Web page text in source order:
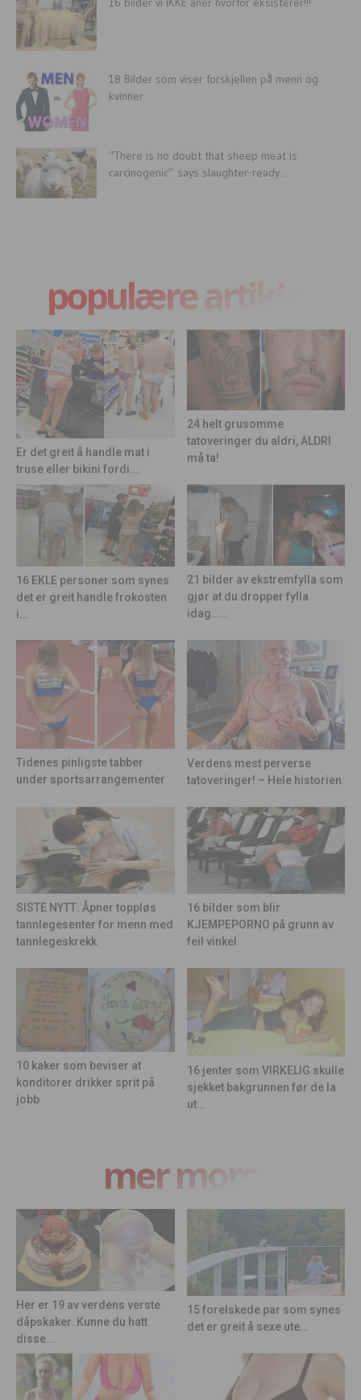
18 Bilder som viser forskjellen på menn og
kvinner
“There is no doubt that sheep meat is
carcinogenic” says slaughter-ready...
populære artikler
Er det greit å handle mat i
truse eller bikini fordi...
24 helt grusomme
tatoveringer du aldri, ALDRI
må ta!
16 EKLE personer som synes
det er greit handle frokosten
i...
21 bilder av ekstremfylla som
gjør at du dropper fylla
idag.....
Tidenes pinligste tabber
under sportsarrangementer
Verdens mest perverse
tatoveringer! – Hele historien
SISTE NYTT: Åpner toppløs
tannlegesenter for menn med
tannlegeskrekk
16 bilder som blir
KJEMPEPORNO på grunn av
feil vinkel
10 kaker som beviser at
konditorer drikker sprit på
jobb
16 jenter som VIRKELIG skulle
sjekket bakgrunnen før de la
ut...
mer moro
Her er 19 av verdens verste
dåpskaker. Kunne du hatt
disse...
15 forelskede par som synes
det er greit å sexe ute...